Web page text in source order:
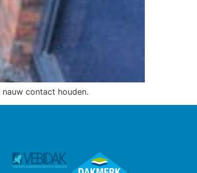
contact houden.